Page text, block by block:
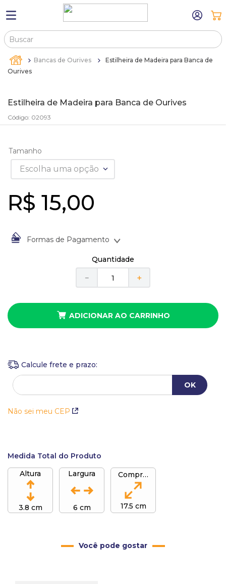
Buscar
Bancas de Ourives
Estilheira de Madeira para Banca de
Ourives
Estilheira de Madeira para Banca de Ourives
Código: 02093
Tamanho
Escolha uma opção
R$ 15,00
Formas de Pagamento
sem juros
Quantidade
＋
－
ADICIONAR AO CARRINHO
Não sei meu CEP
Medida Total do Produto
Altura
3.8 cm
Largura
6 cm
Comprimento
17.5 cm
Você pode gostar
3 º
canetas
4º
bandejas
6º
sacolas
7º
relogio
8
9